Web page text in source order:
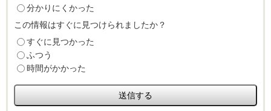
分かりにくかった
この情報はすぐに見つけられましたか？
すぐに見つかった
ふつう
時間がかかった